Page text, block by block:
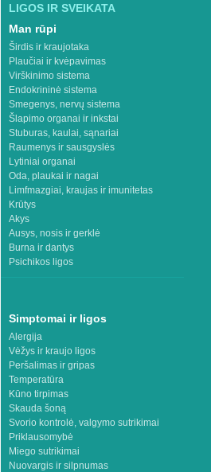
LIGOS IR SVEIKATA
Man rūpi
Širdis ir kraujotaka
Plaučiai ir kvėpavimas
Virškinimo sistema
Endokrininė sistema
Smegenys, nervų sistema
Šlapimo organai ir inkstai
Stuburas, kaulai, sąnariai
Raumenys ir sausgyslės
Lytiniai organai
Oda, plaukai ir nagai
Limfmazgiai, kraujas ir imunitetas
Krūtys
Akys
Ausys, nosis ir gerklė
Burna ir dantys
Psichikos ligos
Simptomai ir ligos
Alergija
Vėžys ir kraujo ligos
Peršalimas ir gripas
Temperatūra
Kūno tirpimas
Skauda šoną
Svorio kontrolė, valgymo sutrikimai
Priklausomybė
Miego sutrikimai
Nuovargis ir silpnumas